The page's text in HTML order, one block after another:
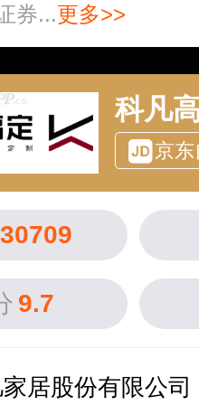
券...更多>>
科凡
京
30709
9.7
居股份有限公司